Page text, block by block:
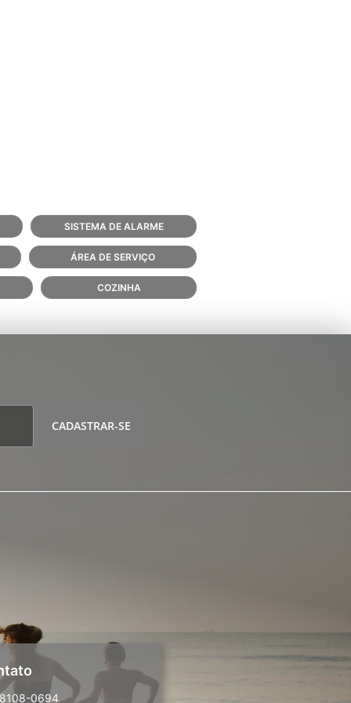
SISTEMA DE ALARME
ÁREA DE SERVIÇO
COZINHA
CADASTRAR-SE
0694